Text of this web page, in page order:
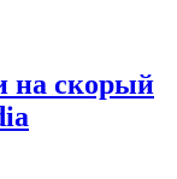
на скорый